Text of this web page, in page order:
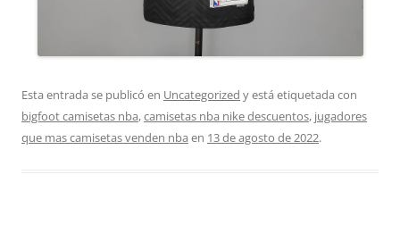
Esta entrada se publicó en Uncategorized y está etiquetada con
bigfoot camisetas nba,camisetas nba nike descuentos, jugadores
que mas camisetas venden nba en 13 de agosto de 2022.